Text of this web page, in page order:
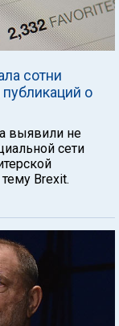
сотни
о
выявили не
сети
Brexit.